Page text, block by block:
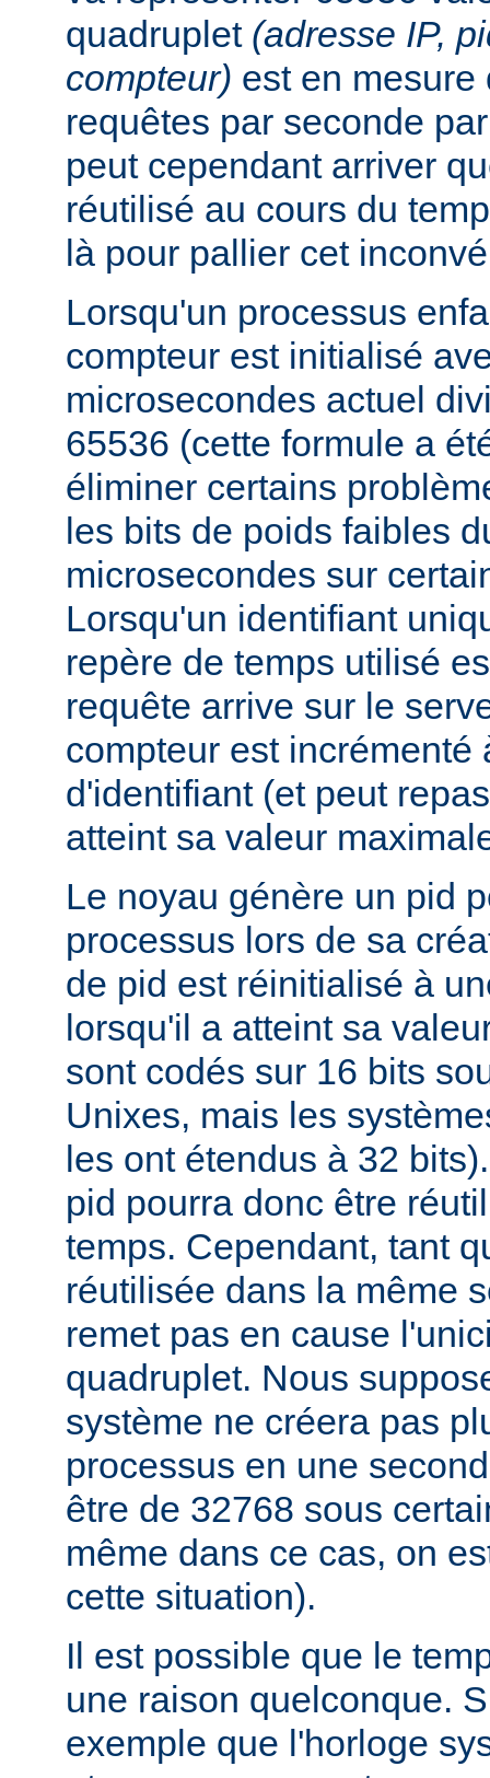
quadruplet (adresse IP,
compteur) est en
requêtes par seconde
peut cependant arriver
réutilisé au cours du
là pour pallier cet
Lorsqu'un processus
compteur est initialisé
microsecondes actuel
65536 (cette formule a
éliminer certains
les bits de poids faibles
microsecondes sur
Lorsqu'un identifiant
repère de temps utilisé
requête arrive sur le
compteur est incrémenté
d'identifiant (et peut
atteint sa valeur
Le noyau génère un pid
processus lors de sa
de pid est réinitialisé à
lorsqu'il a atteint sa
sont codés sur 16 bits
Unixes, mais les
les ont étendus à 32
pid pourra donc être
temps. Cependant, tant
réutilisée dans la même
remet pas en cause
quadruplet. Nous
système ne créera pas
processus en une
être de 32768 sous
même dans ce cas, on
cette situation).
Il est possible que le
une raison quelconque.
exemple que l'horloge